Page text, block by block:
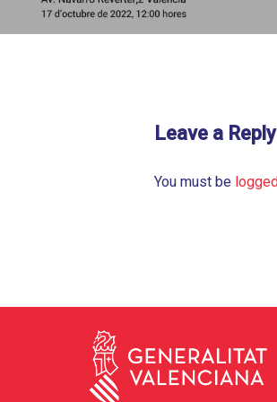
Leave a Reply
You must be